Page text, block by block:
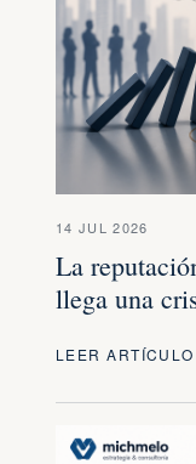
14 JUL 2026
La
llega una
LEER